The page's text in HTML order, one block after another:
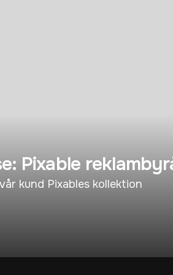
Pixable
kund Pixables kollektion